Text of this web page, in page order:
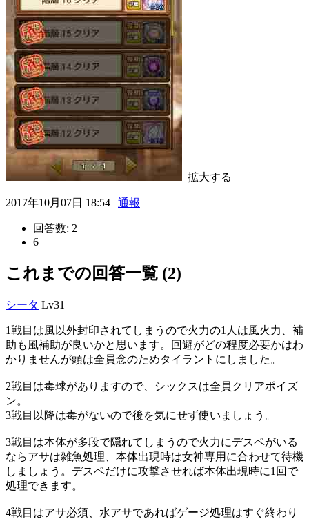
拡大する
2017年10月07日 18:54 | 通報
回答数: 2
6
これまでの回答一覧 (2)
シータ Lv31
1戦目は風以外封印されてしまうので火力の1人は風火力、補
助も風補助が良いかと思います。回避がどの程度必要かはわ
かりませんが頭は全員念のためタイラントにしました。
2戦目は毒球がありますので、シックスは全員クリアポイズ
ン。
3戦目以降は毒がないので後を気にせず使いましょう。
3戦目は本体が多段で隠れてしまうので火力にデスペがいる
ならアサは雑魚処理、本体出現時は女神専用に合わせて待機
しましょう。デスペだけに攻撃させれば本体出現時に1回で
処理できます。
4戦目はアサ必須、水アサであればゲージ処理はすぐ終わり